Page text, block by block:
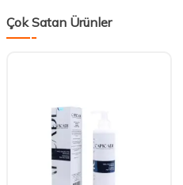
Çok Satan Ürünler